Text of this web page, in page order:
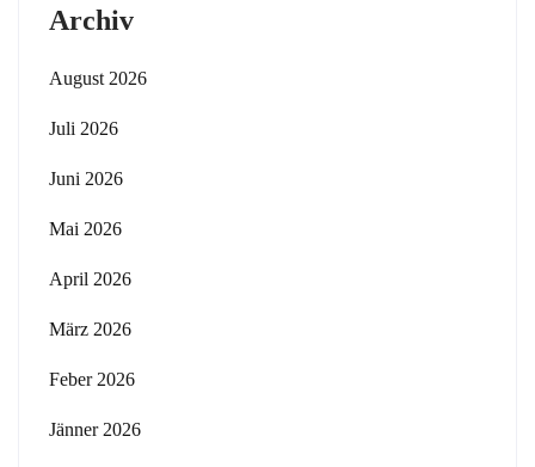
Archiv
August 2026
Juli 2026
Juni 2026
Mai 2026
April 2026
März 2026
Feber 2026
Jänner 2026